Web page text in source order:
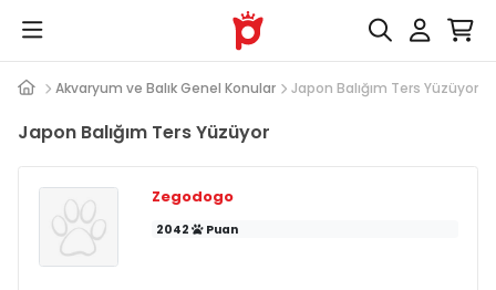
Akvaryum ve Balık Genel Konular Japon Balığım Ters Yüzüyor
Japon Balığım Ters Yüzüyor
Zegodogo
2042 Puan